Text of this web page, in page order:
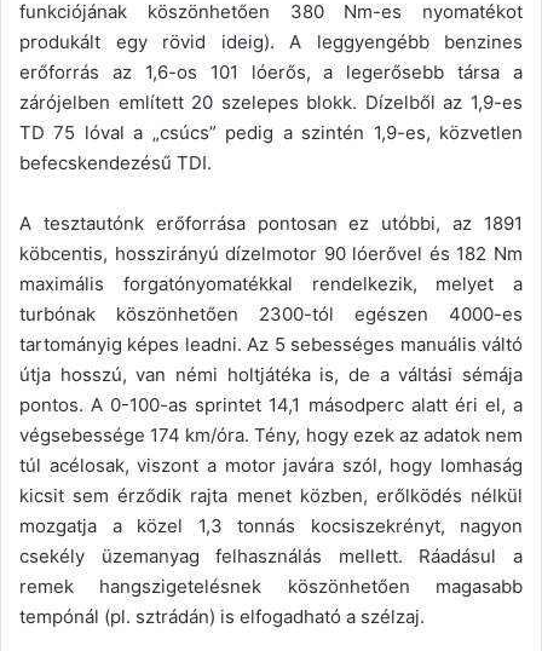
funkciójának köszönhetően 380 Nm-es nyomatékot
produkált egy rövid ideig). A leggyengébb benzines
erőforrás az 1,6-os 101 lóerős, a legerősebb társa a
zárójelben említett 20 szelepes blokk. Dízelből az 1,9-es
TD 75 lóval a „csúcs” pedig a szintén 1,9-es, közvetlen
befecskendezésű TDI.
A tesztautónk erőforrása pontosan ez utóbbi, az 1891
köbcentis, hosszirányú dízelmotor 90 lóerővel és 182 Nm
maximális forgatónyomatékkal rendelkezik, melyet a
turbónak köszönhetően 2300-tól egészen 4000-es
tartományig képes leadni. Az 5 sebességes manuális váltó
útja hosszú, van némi holtjátéka is, de a váltási sémája
pontos. A 0-100-as sprintet 14,1 másodperc alatt éri el, a
végsebessége 174 km/óra. Tény, hogy ezek az adatok nem
túl acélosak, viszont a motor javára szól, hogy lomhaság
kicsit sem érződik rajta menet közben, erőlködés nélkül
mozgatja a közel 1,3 tonnás kocsiszekrényt, nagyon
csekély üzemanyag felhasználás mellett. Ráadásul a
remek hangszigetelésnek köszönhetően magasabb
tempónál (pl. sztrádán) is elfogadható a szélzaj.